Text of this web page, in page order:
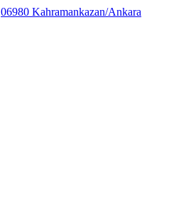
06980 Kahramankazan/Ankara